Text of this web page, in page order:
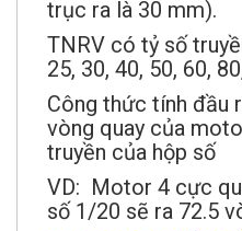
trục ra là 30 mm).
TNRV có tỷ số
25, 30, 40, 50, 60,
Công thức tính đầu
vòng quay của
truyền của hộp số
VD: Motor 4 cực
số 1/20 sẽ ra 72.5